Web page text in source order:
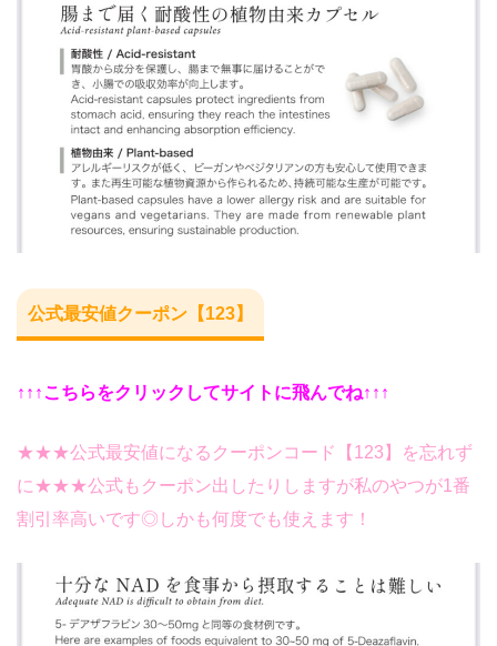
公式最安値クーポン【123】
↑↑↑こちらをクリックしてサイトに飛んでね↑↑↑
★★★公式最安値になるクーポンコード【123】を忘れず
に★★★公式もクーポン出したりしますが私のやつが1番
割引率高いです◎しかも何度でも使えます！